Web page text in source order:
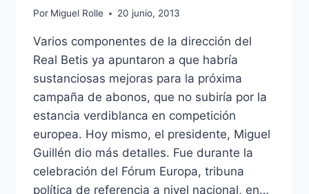
Por Miguel Rolle 20 junio, 2013
Varios componentes de la dirección del
Real Betis ya apuntaron a que habría
sustanciosas mejoras para la próxima
campaña de abonos, que no subiría por la
estancia verdiblanca en competición
europea. Hoy mismo, el presidente, Miguel
Guillén dio más detalles. Fue durante la
celebración del Fórum Europa, tribuna
política de referencia a nivel nacional, en…